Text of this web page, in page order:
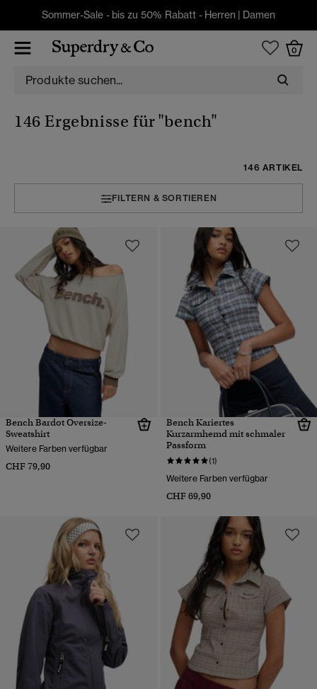
Sommer-Sale - bis zu 50% Rabatt - Herren | Damen
0
146 Ergebnisse für"bench"
146 ARTIKEL
FILTERN & SORTIEREN
Bench Bardot Oversize-
Sweatshirt
Weitere Farben verfügbar
CHF 79,90
Bench Kariertes
Kurzarmhemd mit schmaler
Passform
(1)
Weitere Farben verfügbar
CHF 69,90